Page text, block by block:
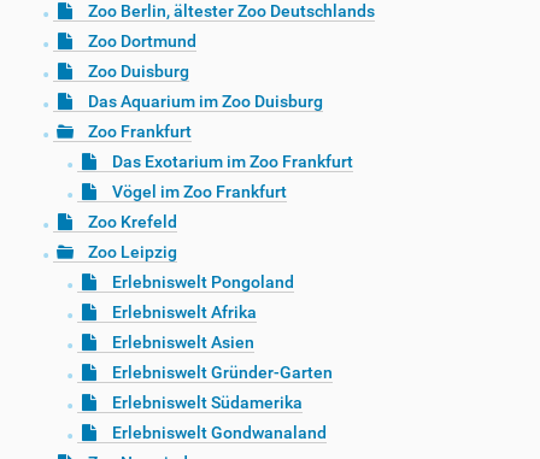
Zoo Berlin, ältester Zoo Deutschlands
Zoo Dortmund
Zoo Duisburg
Das Aquarium im Zoo Duisburg
Zoo Frankfurt
Das Exotarium im Zoo Frankfurt
Vögel im Zoo Frankfurt
Zoo Krefeld
Zoo Leipzig
Erlebniswelt Pongoland
Erlebniswelt Afrika
Erlebniswelt Asien
Erlebniswelt Gründer-Garten
Erlebniswelt Südamerika
Erlebniswelt Gondwanaland